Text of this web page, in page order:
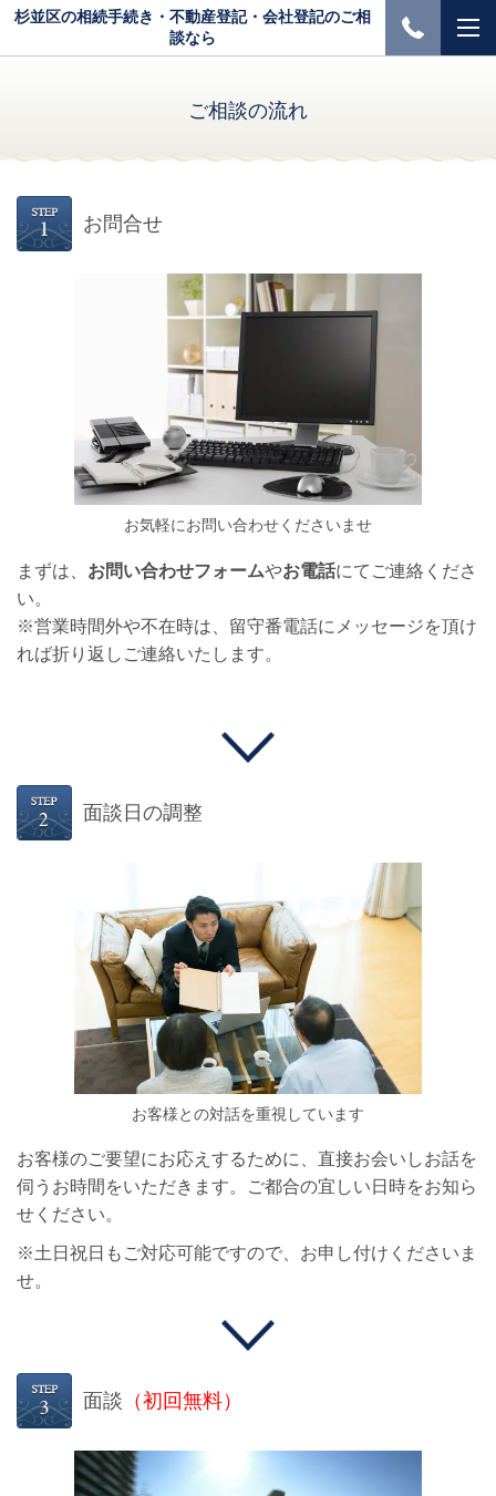
杉並区の相続手続き・不動産登記・会社登記のご相
談なら
ご相談の流れ
お問合せ
お気軽にお問い合わせくださいませ
まずは、 お問い合わせフォームやお電話にてご連絡くださ
い。
※営業時間外や不在時は、留守番電話にメッセージを頂け
れば折り返しご連絡いたします。
面談日の調整
お客様との対話を重視しています
お客様のご要望にお応えするために、直接お会いしお話を
伺うお時間をいただきます。ご都合の宜しい日時をお知ら
せください。
※土日祝日もご対応可能ですので、お申し付けくださいま
せ。
面談 （初回無料）